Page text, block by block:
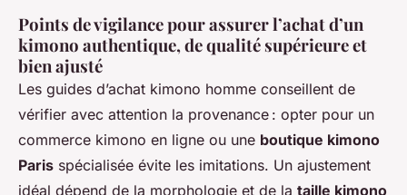
Points de vigilance pour assurer l’achat d’un
kimono authentique, de qualité supérieure et
bien ajusté
Les guides d’achat kimono homme conseillent de
vérifier avec attention la provenance : opter pour un
commerce kimono en ligne ou une boutique kimono
Paris spécialisée évite les imitations. Un ajustement
idéal dépend de la morphologie et de la taille kimono